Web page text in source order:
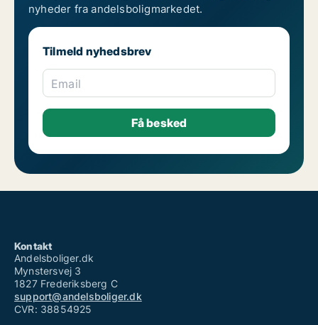
nyheder fra andelsboligmarkedet.
Tilmeld nyhedsbrev
Email
Kontakt
Andelsboliger.dk
Mynstersvej 3
1827 Frederiksberg C
support@andelsboliger.dk
CVR: 38854925